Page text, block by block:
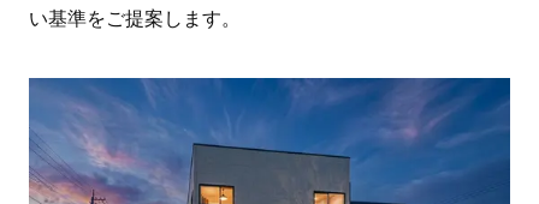
い基準をご提案します。